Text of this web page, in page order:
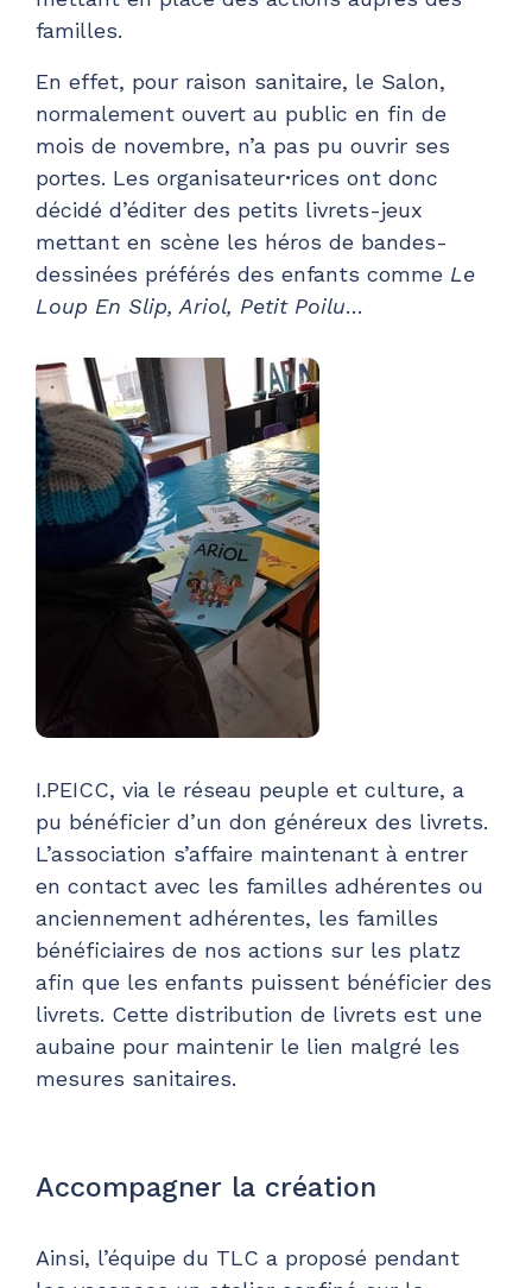
familles.
En effet, pour raison sanitaire, le Salon,
normalement ouvert au public en fin de
mois de novembre, n’a pas pu ouvrir ses
portes. Les organisateur·rices ont donc
décidé d’éditer des petits livrets-jeux
mettant en scène les héros de bandes-
dessinées préférés des enfants comme Le
Loup En Slip, Ariol, Petit Poilu…
I.PEICC, via le réseau peuple et culture, a
pu bénéficier d’un don généreux des livrets.
L’association s’affaire maintenant à entrer
en contact avec les familles adhérentes ou
anciennement adhérentes, les familles
bénéficiaires de nos actions sur les platz
afin que les enfants puissent bénéficier des
livrets. Cette distribution de livrets est une
aubaine pour maintenir le lien malgré les
mesures sanitaires.
Accompagner la création
Ainsi, l’équipe du TLC a proposé pendant